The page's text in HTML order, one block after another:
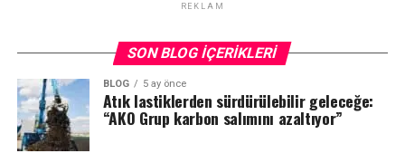
REKLAM
SON BLOG İÇERIKLERI
BLOG 5 ay önce
Atık lastiklerden sürdürülebilir geleceğe:
“AKO Grup karbon salımını azaltıyor”